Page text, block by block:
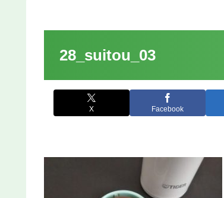
28_suitou_03
X Facebook